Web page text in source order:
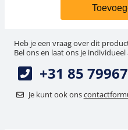
Heb je een vraag over dit
Bel ons en laat ons je
+31 85
Je kunt ook ons